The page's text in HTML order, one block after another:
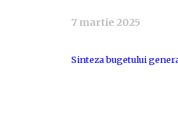
7 martie 2025
Sinteza bugetului